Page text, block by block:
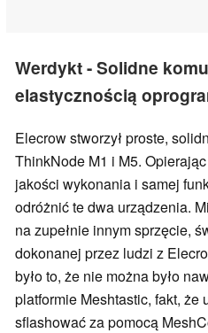
Werdykt - Solidne
elastycznością
Elecrow stworzył proste,
ThinkNode M1 i M5.
jakości wykonania i samej
odróżnić te dwa urządzenia.
na zupełnie innym sprzęcie,
dokonanej przez ludzi z
było to, że nie można było
platformie Meshtastic, fakt, że
sflashować za pomocą